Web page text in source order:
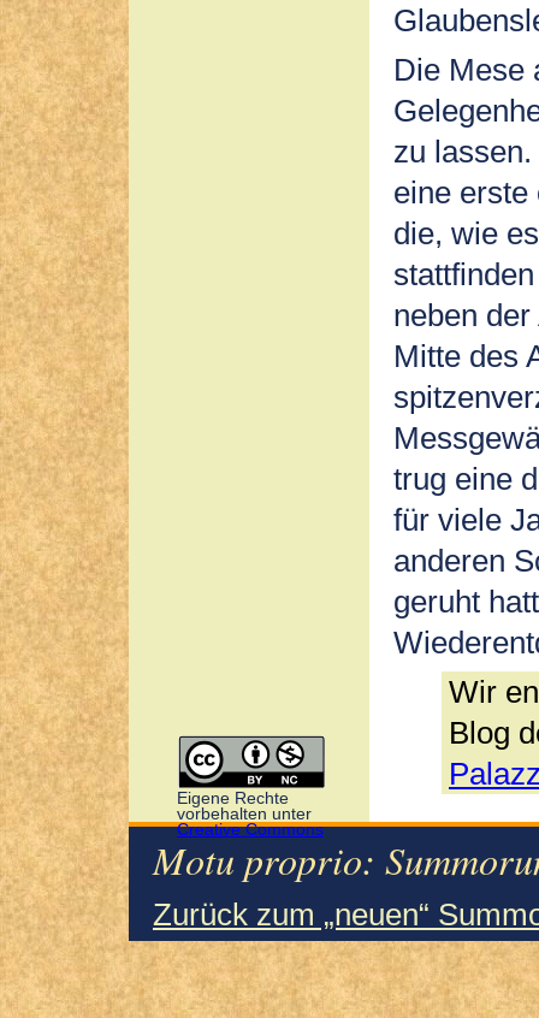
Die Mese
zu
eine
die, wie
neben
Mitte des
trug eine
für viele
anderen
geruht
Wir
Blog
Motu proprio:
Eigene Rechte
vorbehalten unter
Creative Commons
Zurück zum „neuen“